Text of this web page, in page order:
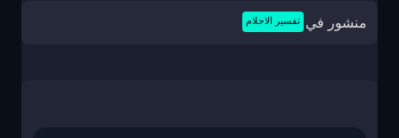
منشور في تفسير الاحلام